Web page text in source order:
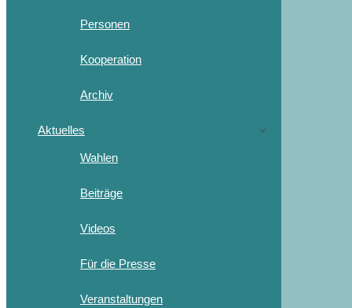
Personen
Kooperation
Archiv
Aktuelles
Wahlen
Beiträge
Videos
Für die Presse
Veranstaltungen